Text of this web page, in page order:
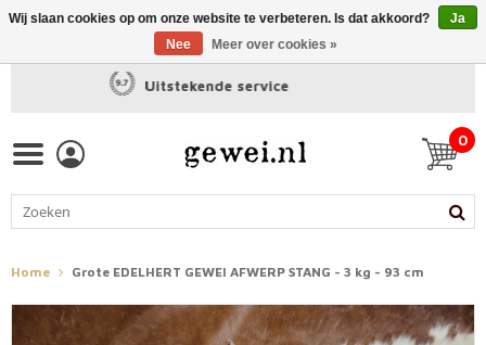
0
Home Grote EDELHERT GEWEI AFWERP STANG - 3 kg - 93 cm
Wij slaan cookies op om onze website te verbeteren. Is dat akkoord?
Ja
Nee
Meer over cookies »